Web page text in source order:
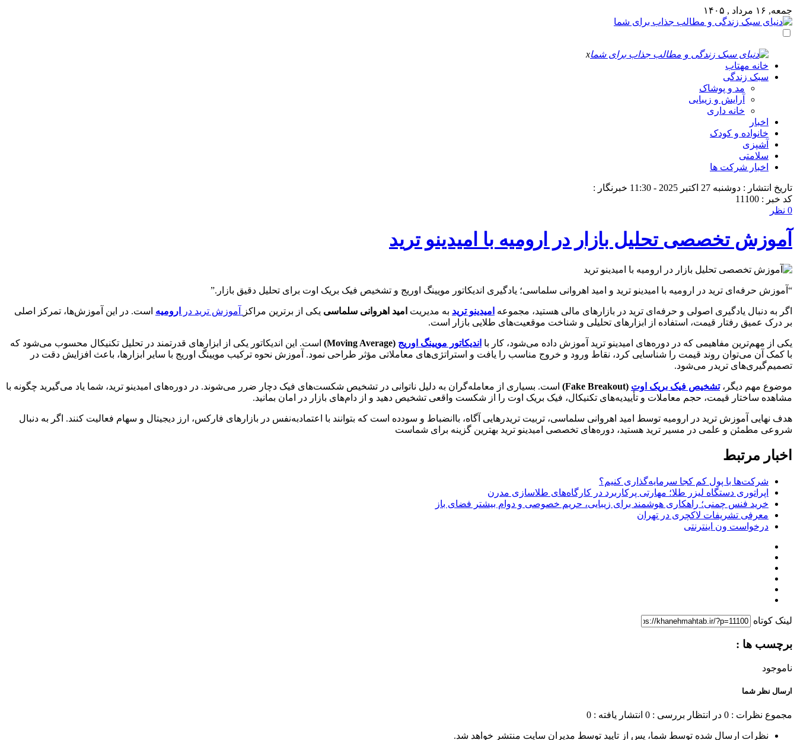
جمعه, ۱۶ مرداد , ۱۴۰۵
x
خانه مهتاب
سبک زندگی
مد و پوشاک
آرایش و زیبایی
خانه داری
اخبار
خانواده و کودک
آشپزی
سلامتی
اخبار شرکت ها
تاریخ انتشار : دوشنبه 27 اکتبر 2025 - 11:30
خبرنگار :
کد خبر : 11100
0 نظر
آموزش تخصصی تحلیل بازار در ارومیه با امیدینو ترید
“آموزش حرفه‌ای ترید در ارومیه با امیدینو ترید و امید اهروانی سلماسی؛ یادگیری اندیکاتور مویینگ اوریج و تشخیص فیک بریک اوت برای تحلیل دقیق بازار.”
اگر به دنبال یادگیری اصولی و حرفه‌ای ترید در بازارهای مالی هستید، مجموعه امیدینو ترید به مدیریت امید اهروانی سلماسی یکی از برترین مراکز آموزش ترید در ارومیه است. در این آموزش‌ها، تمرکز اصلی
بر درک عمیق رفتار قیمت، استفاده از ابزارهای تحلیلی و شناخت موقعیت‌های طلایی بازار است.
یکی از مهم‌ترین مفاهیمی که در دوره‌های امیدینو ترید آموزش داده می‌شود، کار با اندیکاتور مویینگ اوریج (Moving Average)
است. این اندیکاتور یکی از ابزارهای قدرتمند در تحلیل تکنیکال محسوب می‌شود که
با کمک آن می‌توان روند قیمت را شناسایی کرد، نقاط ورود و خروج مناسب را یافت و استراتژی‌های معاملاتی مؤثر طراحی نمود. آموزش نحوه ترکیب مویینگ اوریج با سایر ابزارها، باعث افزایش دقت در
تصمیم‌گیری‌های تریدر می‌شود.
موضوع مهم دیگر،تشخیص فیک بریک اوت (Fake Breakout)
است. بسیاری از معامله‌گران به دلیل ناتوانی در تشخیص شکست‌های فیک دچار ضرر می‌شوند. در دوره‌های امیدینو ترید، شما یاد می‌گیرید چگونه با
مشاهده ساختار قیمت، حجم معاملات و تأییدیه‌های تکنیکال، فیک بریک اوت را از شکست واقعی تشخیص دهید و از دام‌های بازار در امان بمانید.
هدف نهایی آموزش ترید در ارومیه توسط امید اهروانی سلماسی، تربیت تریدرهایی آگاه، با‌انضباط و سودده است که بتوانند با اعتمادبه‌نفس در بازارهای فارکس، ارز دیجیتال و سهام فعالیت کنند. اگر به دنبال
شروعی مطمئن و علمی در مسیر ترید هستید، دوره‌های تخصصی امیدینو ترید بهترین گزینه برای شماست
اخبار مرتبط
شرکت‌ها با پول کم کجا سرمایه‌گذاری کنیم؟
اپراتوری دستگاه لیزر طلا؛ مهارتی پرکاربرد در کارگاه‌های طلاسازی مدرن
خرید فنس چمنی؛ راهکاری هوشمند برای زیبایی، حریم خصوصی و دوام بیشتر فضای باز
معرفی تشریفات لاکچری در تهران
درخواست ون اینترنتی
لینک کوتاه
برچسب ها :
ناموجود
ارسال نظر شما
مجموع نظرات : 0 در انتظار بررسی : 0 انتشار یافته : 0
نظرات ارسال شده توسط شما، پس از تایید توسط مدیران سایت منتشر خواهد شد.